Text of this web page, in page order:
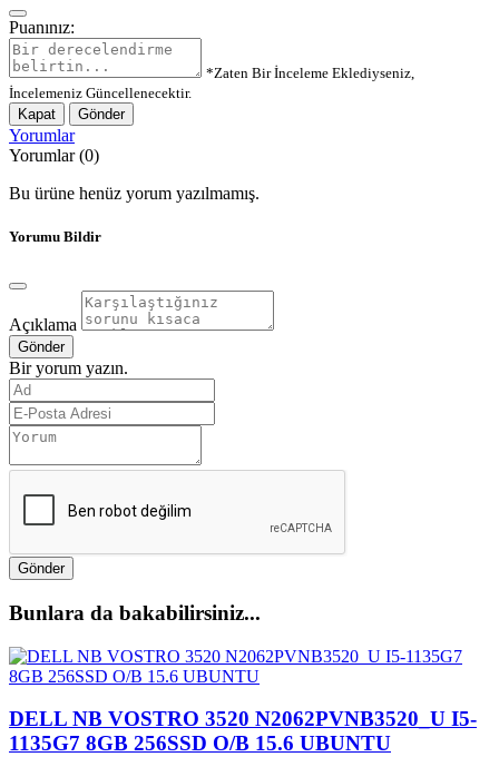
Puanınız:
*Zaten Bir İnceleme Eklediyseniz,
İncelemeniz Güncellenecektir.
Kapat
Gönder
Yorumlar
Yorumlar (0)
Bu ürüne henüz yorum yazılmamış.
Yorumu Bildir
Açıklama
Gönder
Bir yorum yazın.
Gönder
Bunlara da bakabilirsiniz...
DELL NB VOSTRO 3520 N2062PVNB3520_U I5-
1135G7 8GB 256SSD O/B 15.6 UBUNTU